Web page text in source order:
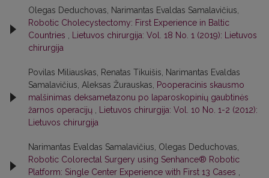
Olegas Deduchovas, Narimantas Evaldas Samalavičius,
Robotic Cholecystectomy: First Experience in Baltic
Countries
Lietuvos chirurgija: Vol. 18 No. 1 (2019): Lietuvos
chirurgija
Povilas Miliauskas, Renatas Tikuišis, Narimantas Evaldas
Samalavičius, Aleksas Žurauskas,
Pooperacinis skausmo
malšinimas deksametazonu po laparoskopinių gaubtinės
žarnos operacijų
Lietuvos chirurgija: Vol. 10 No. 1-2 (2012):
Lietuvos chirurgija
Narimantas Evaldas Samalavičius, Olegas Deduchovas,
Robotic Colorectal Surgery using Senhance® Robotic
Platform: Single Center Experience with First 13 Cases